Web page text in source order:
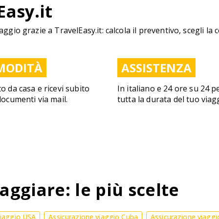
grazie a TravelEasy.it: calcola il preventivo, scegli la
da casa e ricevi subito
via mail.
ASSISTENZA
In italiano e 24 ore su 24
tutta la durata del tuo
le più scelte
USA Assicurazione viaggio Cuba Assicurazione